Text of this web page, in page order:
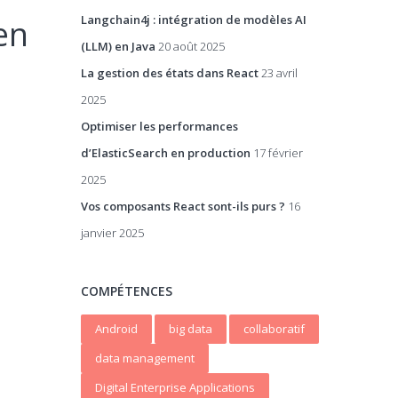
Langchain4j : intégration de modèles AI
(LLM) en Java 20 août 2025
La gestion des états dans React23 avril
2025
Optimiser les performances
d’ElasticSearch en production 17 février
2025
Vos composants React sont-ils purs ? 16
janvier 2025
COMPÉTENCES
Android big data
collaboratif
data management
Digital Enterprise Applications